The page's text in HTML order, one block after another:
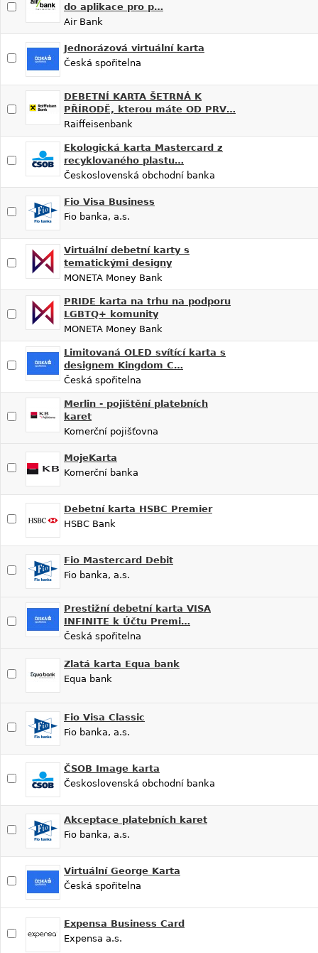
do aplikace pro p…
Air Bank
Jednorázová virtuální karta
Česká spořitelna
DEBETNÍ KARTA ŠETRNÁ K
PŘÍRODĚ, kterou máte OD PRV…
Raiffeisenbank
Ekologická karta Mastercard z
recyklovaného plastu…
Československá obchodní banka
Fio Visa Business
Fio banka, a.s.
Virtuální debetní karty s
tematickými designy
MONETA Money Bank
PRIDE karta na trhu na podporu
LGBTQ+ komunity
MONETA Money Bank
Limitovaná OLED svítící karta s
designem Kingdom C…
Česká spořitelna
Merlin - pojištění platebních
karet
Komerční pojišťovna
MojeKarta
Komerční banka
Debetní karta HSBC Premier
HSBC Bank
Fio Mastercard Debit
Fio banka, a.s.
Prestižní debetní karta VISA
INFINITE k Účtu Premi…
Česká spořitelna
Zlatá karta Equa bank
Equa bank
Fio Visa Classic
Fio banka, a.s.
ČSOB Image karta
Československá obchodní banka
Akceptace platebních karet
Fio banka, a.s.
Virtuální George Karta
Česká spořitelna
Expensa Business Card
Expensa a.s.